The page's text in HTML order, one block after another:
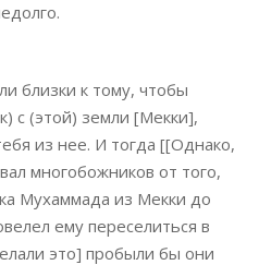
близки к тому, чтобы
с (этой) земли [Мекки],
из нее. И тогда [[Однако,
многобожников от того,
Мухаммада из Мекки до
ему переселиться в
это] пробыли бы они